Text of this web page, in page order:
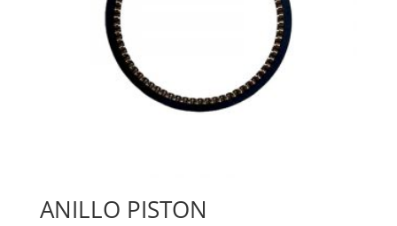
ANILLO PISTON